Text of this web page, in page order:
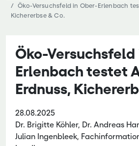
Öko-Versuchsfeld in Ober-Erlenbach
Kichererbse & Co.
Öko-
Erlenbach testet
Erdnuss,
28.08.2025
Dr. Brigitte Köhler, Dr. Andreas
Julian Ingenbleek,